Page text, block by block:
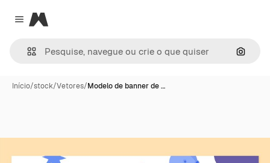
Close menu
Magnific
Início/stock/Vetores/Modelo de banner de …